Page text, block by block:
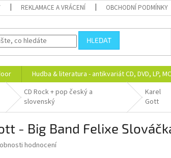
REKLAMACE A VRÁCENÍ OBCHODNÍ PODMÍNKY
HLEDAT
Hudba & literatura - antikvariát CD, DVD, LP,
CD Rock + pop český a
slovenský
Karel
Gott
- Big Band Felixe
hodnocení